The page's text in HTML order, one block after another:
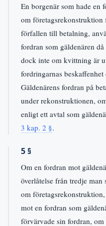
En borgenär som hade en
om
förfallen till betalning,
fordran som gäldenären
dock inte om kvittning är
fordringarnas
Gäldenärens fordran på
under rekonstruktionen,
enligt ett avtal som
3 kap. 2 §.
5 §
Om en fordran mot
överlåtelse från tredje man
om
mot en fordran som
förvärvade sin fordran,